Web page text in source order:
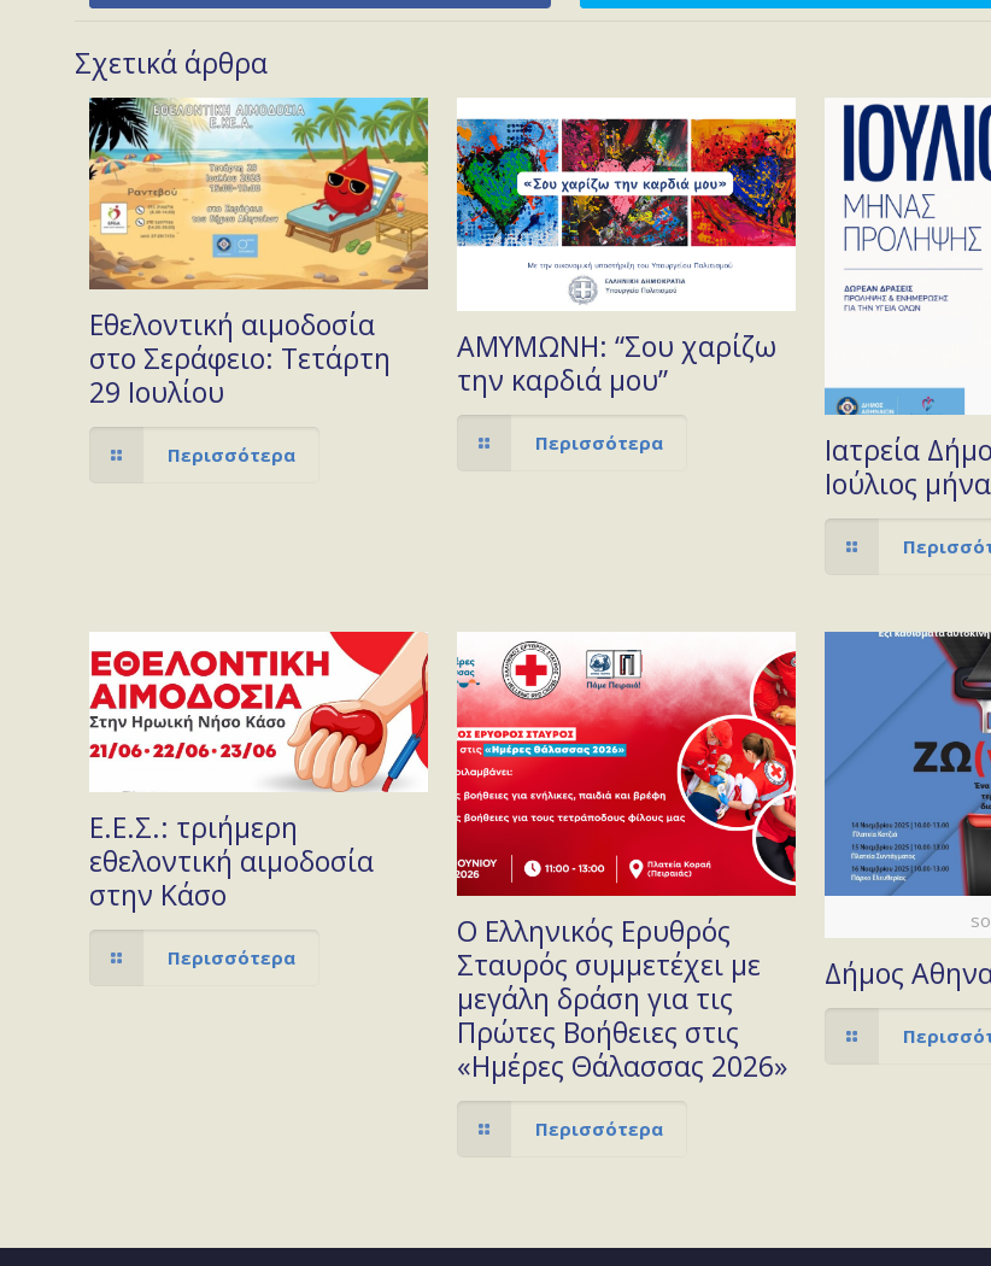
Σχετικά άρθρα
Εθελοντική αιμοδοσία
στο Σεράφειο: Τετάρτη
29 Ιουλίου
Περισσότερα
ΑΜΥΜΩΝΗ: “Σου χαρίζω
την καρδιά μου”
Περισσότερα
Ιατρεία
Ιούλιος
Ε.Ε.Σ.: τριήμερη
εθελοντική αιμοδοσία
στην Κάσο
Περισσότερα
Ο Ελληνικός Ερυθρός
Σταυρός συμμετέχει με
μεγάλη δράση για τις
Πρώτες Βοήθειες στις
«Ημέρες Θάλασσας 2026»
Περισσότερα
Δήμος